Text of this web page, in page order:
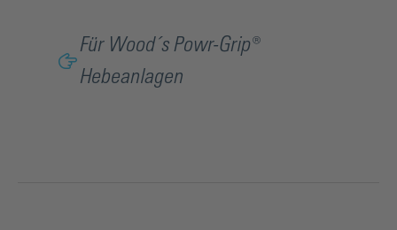
Für Wood´s Powr-Grip®
Hebeanlagen